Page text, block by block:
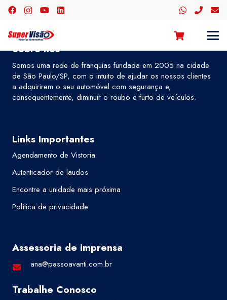
Sobre nós
Somos uma rede de franquias fundada em 2005 na cidade
de São Paulo/SP, com o intuito de ajudar os nossos clientes
a adquirirem o seu automóvel com segurança e,
consequentemente, diminuir o roubo e furto de veículos.
Links Importantes
Agendamento de Vistoria
Autenticador de laudos
Encontre a unidade mais próxima
Política de privacidade
Assessoria de imprensa
ana@passoavanti.com.br
Trabalhe Conosco